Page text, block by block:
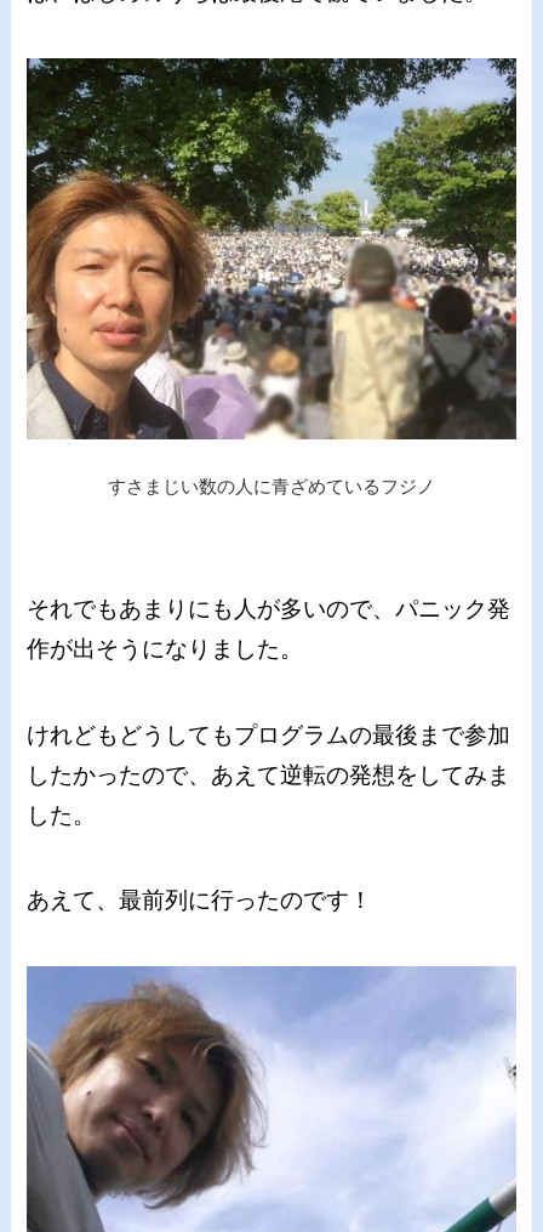
すさまじい数の人に青ざめているフジノ
それでもあまりにも人が多いので、パニック発
作が出そうになりました。
けれどもどうしてもプログラムの最後まで参加
したかったので、あえて逆転の発想をしてみま
した。
あえて、最前列に行ったのです！